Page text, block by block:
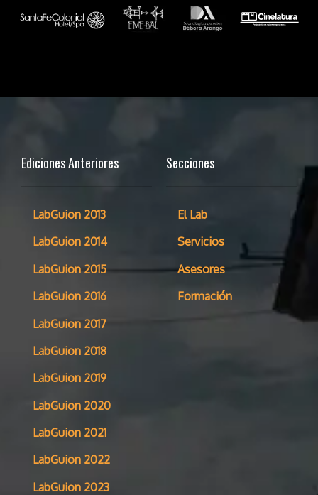
Ediciones Anteriores
LabGuion 2013
LabGuion 2014
LabGuion 2015
LabGuion 2016
LabGuion 2017
LabGuion 2018
LabGuion 2019
LabGuion 2020
LabGuion 2021
LabGuion 2022
LabGuion 2023
Secciones
El Lab
Servicios
Asesores
Formación